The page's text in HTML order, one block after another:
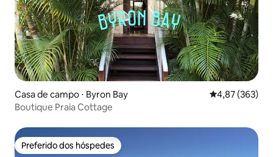
Casa de campo ⋅ Byron Bay 4,87 de uma
4,87 (363)
Boutique Praia Cottage
Preferido dos hóspedes
Preferido dos hóspedes